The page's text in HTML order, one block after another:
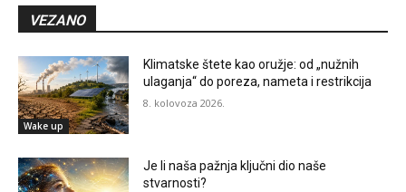
VEZANO
Wake up
Klimatske štete kao oružje: od „nužnih
ulaganja“ do poreza, nameta i restrikcija
8. kolovoza 2026.
Je li naša pažnja ključni dio naše
stvarnosti?